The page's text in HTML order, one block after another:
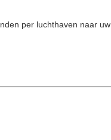
per luchthaven naar uw